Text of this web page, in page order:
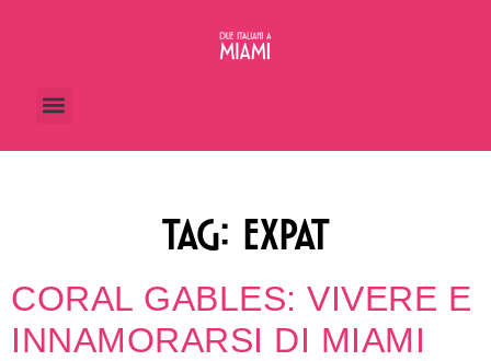
TAG: EXPAT
CORAL GABLES: VIVERE E
INNAMORARSI DI MIAMI